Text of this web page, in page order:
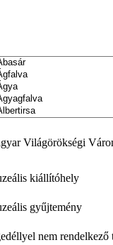
Világörökségi
kiállítóhely
gyűjtemény
nem rendelkező